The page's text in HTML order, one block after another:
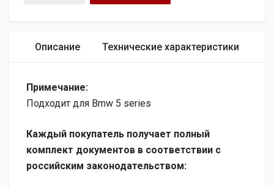
Описание Технические характеристики
Примечание:
Подходит для Bmw 5 series
Каждый покупатель получает полный
комплект документов в соответствии с
российским законодательством: